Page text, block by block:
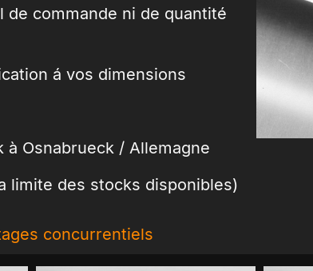
de commande ni de quantité
á vos dimensions
Osnabrueck / Allemagne
limite des stocks disponibles)
concurrentiels